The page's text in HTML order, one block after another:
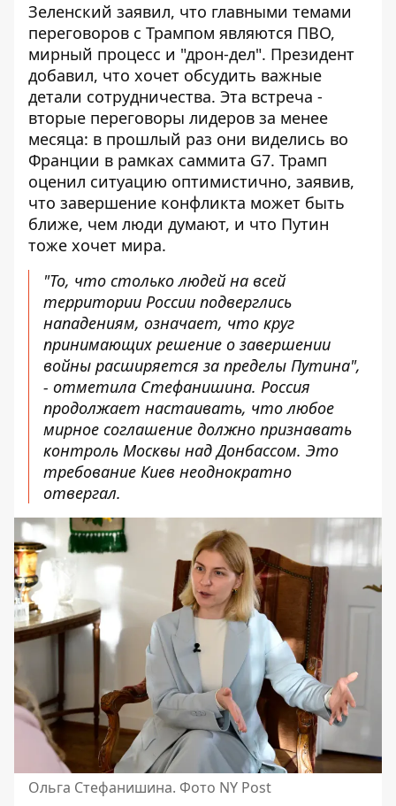
Зеленский заявил, что главными темами
переговоров с Трампом являются ПВО,
мирный процесс и "дрон-дел". Президент
добавил, что хочет обсудить важные
детали сотрудничества. Эта встреча -
вторые переговоры лидеров за менее
месяца: в прошлый раз они виделись во
Франции в рамках саммита G7. Трамп
оценил ситуацию оптимистично, заявив,
что завершение конфликта может быть
ближе, чем люди думают, и что Путин
тоже хочет мира.
"То, что столько людей на всей
территории России подверглись
нападениям, означает, что круг
принимающих решение о завершении
войны расширяется за пределы Путина",
- отметила Стефанишина. Россия
продолжает настаивать, что любое
мирное соглашение должно признавать
контроль Москвы над Донбассом. Это
требование Киев неоднократно
отвергал.
Ольга Стефанишина. Фото NY Post